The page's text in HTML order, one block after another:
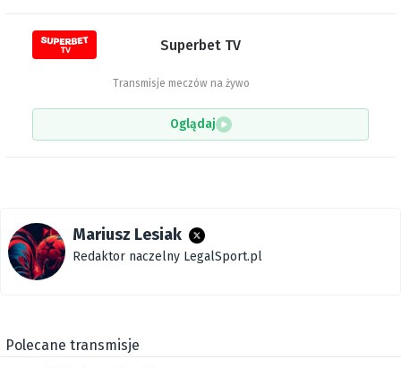
Superbet TV
Transmisje meczów na żywo
Oglądaj
Mariusz Lesiak
Redaktor naczelny LegalSport.pl
Polecane transmisje